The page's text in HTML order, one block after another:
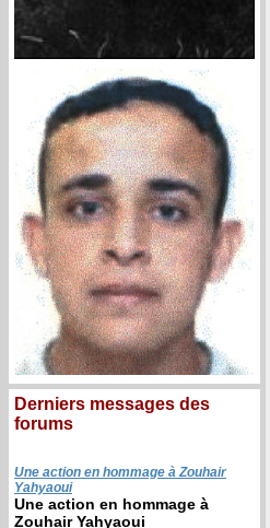
Derniers messages des
forums
Une action en hommage à Zouhair
Yahyaoui
Une action en hommage à
Zouhair Yahyaoui